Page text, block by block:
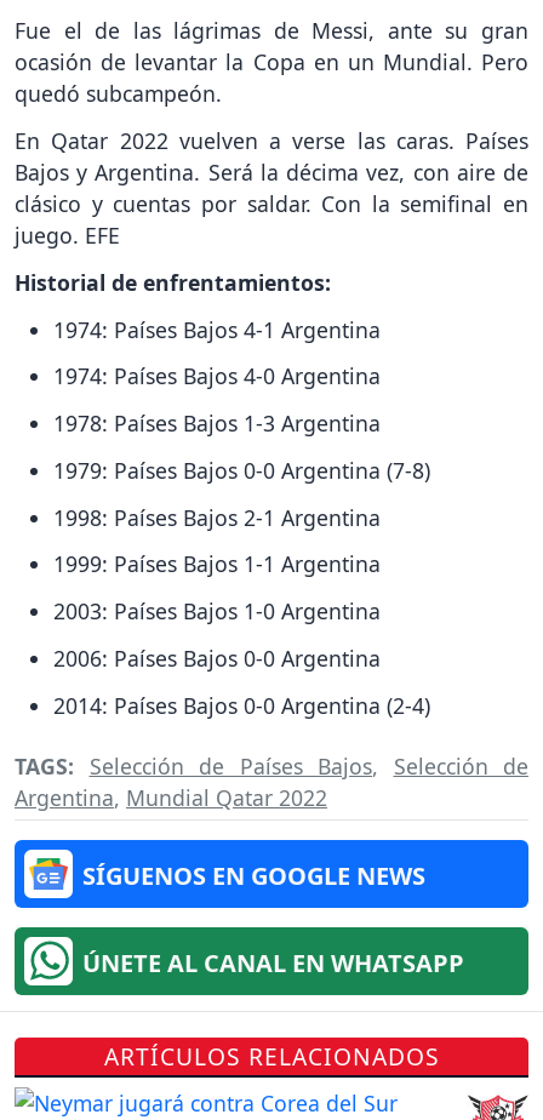
Fue el de las lágrimas de Messi, ante su gran
ocasión de levantar la Copa en un Mundial. Pero
quedó subcampeón.
En Qatar 2022 vuelven a verse las caras. Países
Bajos y Argentina. Será la décima vez, con aire de
clásico y cuentas por saldar. Con la semifinal en
juego. EFE
Historial de enfrentamientos:
1974: Países Bajos 4-1 Argentina
1974: Países Bajos 4-0 Argentina
1978: Países Bajos 1-3 Argentina
1979: Países Bajos 0-0 Argentina (7-8)
1998: Países Bajos 2-1 Argentina
1999: Países Bajos 1-1 Argentina
2003: Países Bajos 1-0 Argentina
2006: Países Bajos 0-0 Argentina
2014: Países Bajos 0-0 Argentina (2-4)
TAGS: Selección de Países Bajos, Selección de
Argentina, Mundial Qatar 2022
SÍGUENOS EN GOOGLE NEWS
ÚNETE AL CANAL EN WHATSAPP
ARTÍCULOS RELACIONADOS